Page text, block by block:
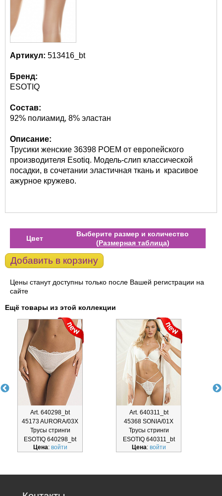
Артикул: 513416_bt
Бренд:
ESOTIQ
Состав:
92% полиамид, 8% эластан
Описание:
Трусики женские 36398 POEM от европейского
производителя Esotiq. Модель-слип классической
посадки, в сочетании эластичная ткань и красивое
ажурное кружево.
Цвет
Выберите размер и количество
(Размерная таблица)
Добавить в корзину
Цены станут доступны только после Вашей регистрации на
сайте
Ещё товары из этой коллекции
Art. 640298_bt
45173 AURORA/03X
Трусы стринги
ESOTIQ 640298_bt
Цена: войти
Art. 640311_bt
45368 SONIA/01X
Трусы стринги
ESOTIQ 640311_bt
Цена: войти